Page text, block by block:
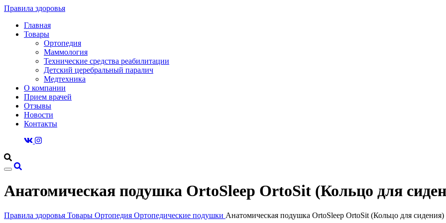
Правила здоровья
Главная
Товары
Ортопедия
Маммология
Технические средства реабилитации
Детский церебральный паралич
Медтехника
О компании
Прием врачей
Отзывы
Новости
Контакты
Анатомическая подушка OrtoSleep OrtoSit (Кольцо для
Правила здоровья Товары Ортопедия Ортопедические подушки Анатомическая подушка OrtoSleep OrtoSit (Кольцо для сидения)